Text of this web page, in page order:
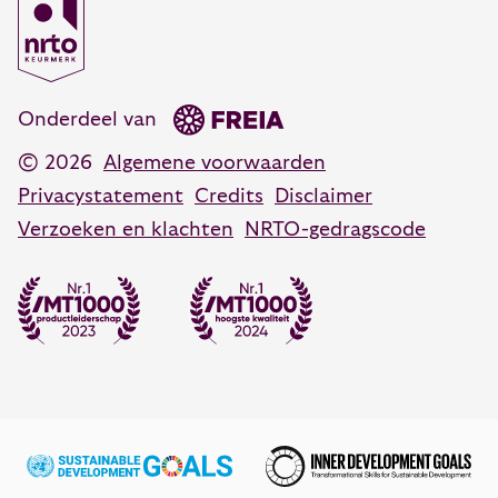
Coaching training
Persoonlijk leiderschap training
Opleidingsadvies
088 55 60 350
© 2026 Algemene voorwaarden
Privacystatement Credits
Disclaimer
Verzoeken en klachten
NRTO-gedragscode
Onderdeel van